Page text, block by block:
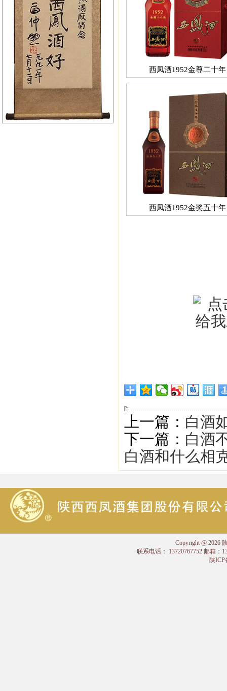
西凤酒1952金尊二十年
西凤酒1952金奖五十年
上一篇： 白酒
下一篇： 白酒
白酒和什么相
Copyright @ 2026
联系电话： 13720767752 邮箱：
陕ICP